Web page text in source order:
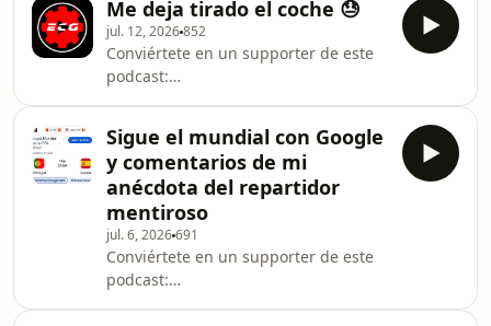
Me deja tirado el coche 😓
jul. 12, 2026852
Conviértete en un supporter de este
podcast:
Sigue el mundial con Google
y comentarios de mi
anécdota del repartidor
mentiroso
jul. 6, 2026691
Conviértete en un supporter de este
podcast: